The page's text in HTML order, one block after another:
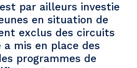
par ailleurs investie
en situation de
exclus des circuits
a mis en place des
programmes de